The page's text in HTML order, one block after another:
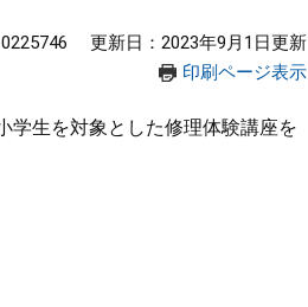
更新日：2023年9月1日更新
印刷ページ表示
生を対象とした修理体験講座を